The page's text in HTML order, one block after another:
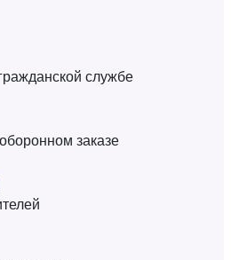
службе
заказе